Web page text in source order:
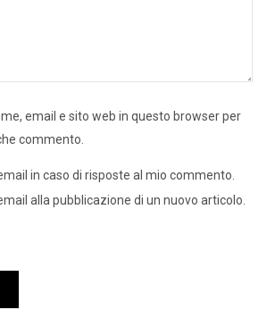
email e sito web in questo browser per
commento.
in caso di risposte al mio commento.
alla pubblicazione di un nuovo articolo.